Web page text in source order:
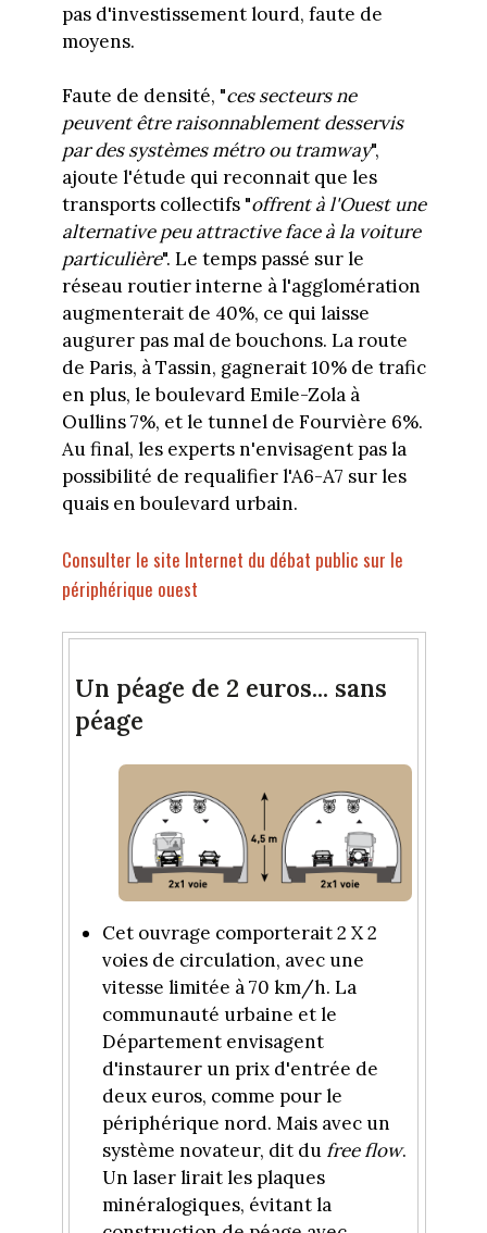
pas d'investissement lourd, faute de
moyens.
Faute de densité, "ces secteurs ne
peuvent être raisonnablement desservis
par des systèmes métro ou tramway",
ajoute l'étude qui reconnait que les
transports collectifs "offrent à l'Ouest une
alternative peu attractive face à la voiture
particulière". Le temps passé sur le
réseau routier interne à l'agglomération
augmenterait de 40%, ce qui laisse
augurer pas mal de bouchons. La route
de Paris, à Tassin, gagnerait 10% de trafic
en plus, le boulevard Emile-Zola à
Oullins 7%, et le tunnel de Fourvière 6%.
Au final, les experts n'envisagent pas la
possibilité de requalifier l'A6-A7 sur les
quais en boulevard urbain.
Consulter le site Internet du débat public sur le
périphérique ouest
Un péage de 2 euros... sans
péage
Cet ouvrage comporterait 2 X 2
voies de circulation, avec une
vitesse limitée à 70 km/h. La
communauté urbaine et le
Département envisagent
d'instaurer un prix d'entrée de
deux euros, comme pour le
périphérique nord. Mais avec un
système novateur, dit du free flow.
Un laser lirait les plaques
minéralogiques, évitant la